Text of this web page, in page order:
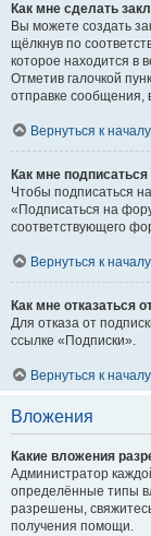
Как мне сделать
Вы можете создать
щёлкнув по
которое находится в
Отметив галочкой
отправке сообщения,
Вернуться к началу
Как мне
Чтобы подписаться
«Подписаться на
соответствующего
Вернуться к началу
Как мне отказаться
Для отказа от
ссылке «Подписки».
Вернуться к началу
Вложения
Какие вложения
Администратор
определённые типы
разрешены,
получения помощи.